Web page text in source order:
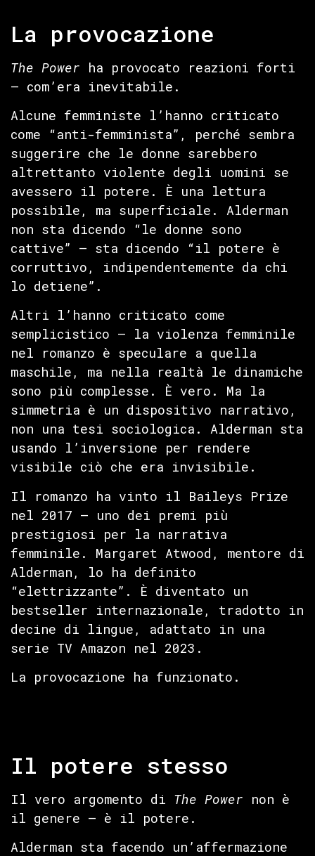
La provocazione
The Power ha provocato reazioni forti
— com’era inevitabile.
Alcune femministe l’hanno criticato
come “anti-femminista”, perché sembra
suggerire che le donne sarebbero
altrettanto violente degli uomini se
avessero il potere. È una lettura
possibile, ma superficiale. Alderman
non sta dicendo “le donne sono
cattive” — sta dicendo “il potere è
corruttivo, indipendentemente da chi
lo detiene”.
Altri l’hanno criticato come
semplicistico — la violenza femminile
nel romanzo è speculare a quella
maschile, ma nella realtà le dinamiche
sono più complesse. È vero. Ma la
simmetria è un dispositivo narrativo,
non una tesi sociologica. Alderman sta
usando l’inversione per rendere
visibile ciò che era invisibile.
Il romanzo ha vinto il Baileys Prize
nel 2017 — uno dei premi più
prestigiosi per la narrativa
femminile. Margaret Atwood, mentore di
Alderman, lo ha definito
“elettrizzante”. È diventato un
bestseller internazionale, tradotto in
decine di lingue, adattato in una
serie TV Amazon nel 2023.
La provocazione ha funzionato.
Il potere stesso
Il vero argomento di The Power non è
il genere — è il potere.
Alderman sta facendo un’affermazione